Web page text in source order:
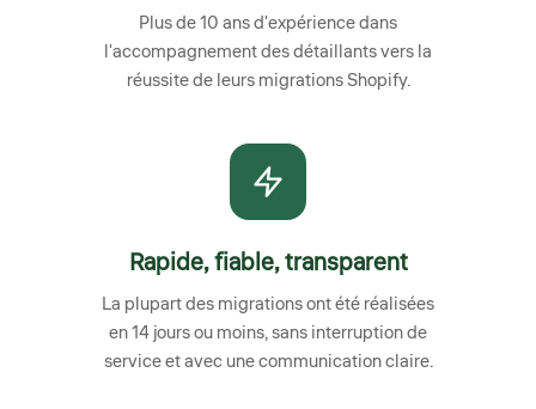
Plus de 10 ans d'expérience dans
l'accompagnement des détaillants vers la
réussite de leurs migrations Shopify.
Rapide, fiable, transparent
La plupart des migrations ont été réalisées
en 14 jours ou moins, sans interruption de
service et avec une communication claire.